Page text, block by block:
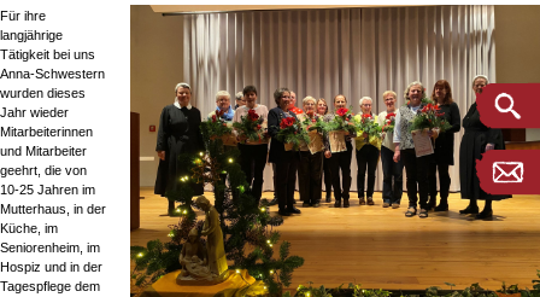
Für ihre
langjährige
Tätigkeit bei uns
Anna-Schwestern
wurden dieses
Jahr wieder
Mitarbeiterinnen
und Mitarbeiter
geehrt, die von
10-25 Jahren im
Mutterhaus, in der
Küche, im
Seniorenheim, im
Hospiz und in der
Tagespflege dem